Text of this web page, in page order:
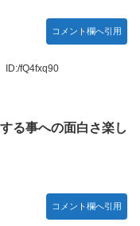
コメント欄へ引用
ID:/fQ4fxq90
る事への面白さ楽し
コメント欄へ引用